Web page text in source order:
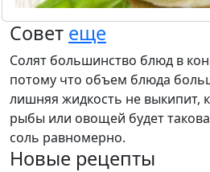
Совет еще
Солят большинство блюд в
потому что объем блюда
лишняя жидкость не выкипит,
рыбы или овощей будет
соль равномерно.
Новые рецепты